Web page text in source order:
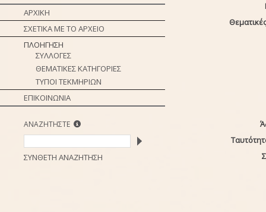
ΑΡΧΙΚΗ
ΣΧΕΤΙΚΑ ΜΕ ΤΟ ΑΡΧΕΙΟ
ΠΛΟΗΓΗΣΗ
ΣΥΛΛΟΓΕΣ
ΘΕΜΑΤΙΚΕΣ ΚΑΤΗΓΟΡΙΕΣ
ΤΥΠΟΙ ΤΕΚΜΗΡΙΩΝ
ΕΠΙΚΟΙΝΩΝΙΑ
ΑΝΑΖΗΤΗΣΤΕ
ΣΥΝΘΕΤΗ ΑΝΑΖΗΤΗΣΗ